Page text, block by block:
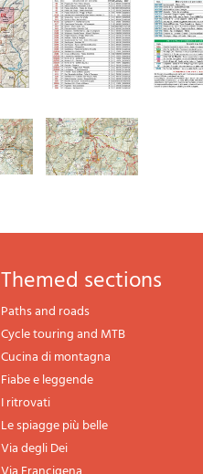
themed sections
Paths and roads
Cycle touring and MTB
Cucina di montagna
Fiabe e leggende
I ritrovati
Le spiagge più belle
Via degli Dei